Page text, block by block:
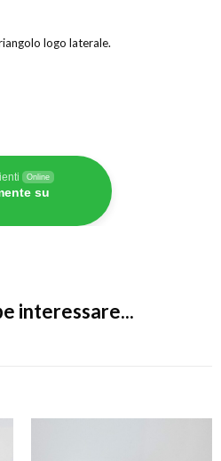
logo laterale.
Online
su
interessare...